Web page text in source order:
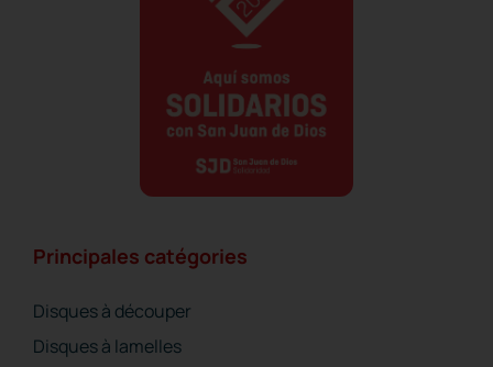
Principales catégories
Disques à découper
Disques à lamelles